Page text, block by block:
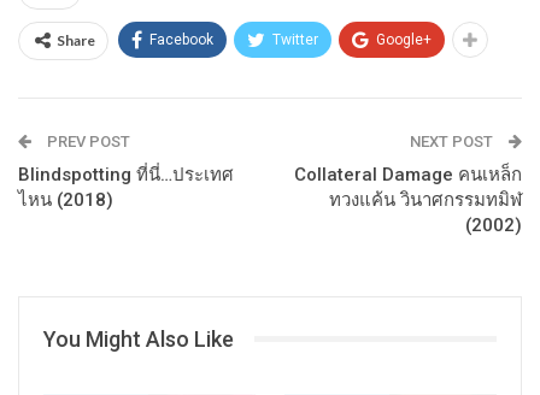
Share Facebook Twitter Google+
PREV POST
Blindspotting ที่นี่…ประเทศ
ไหน (2018)
NEXT POST
Collateral Damage คนเหล็ก
ทวงแค้น วินาศกรรมทมิฬ
(2002)
You Might Also Like